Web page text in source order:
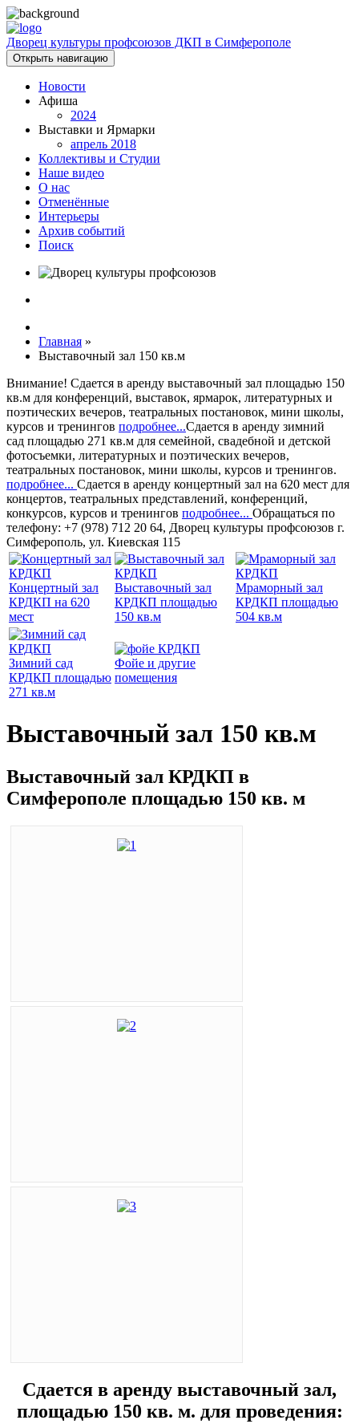
Дворец культуры профсоюзов ДКП в Симферополе
Открыть навигацию
Новости
Афиша
2024
Выставки и Ярмарки
апрель 2018
Коллективы и Студии
Наше видео
О нас
Отменённые
Интерьеры
Архив событий
Поиск
Главная »
Выставочный зал 150 кв.м
Внимание! Сдается в аренду выставочный зал площадью 150
кв.м для конференций, выставок, ярмарок, литературных и
поэтических вечеров, театральных постановок, мини школы,
курсов и тренингов подробнее...Сдается в аренду зимний
сад площадью 271 кв.м для семейной, свадебной и детской
фотосъемки, литературных и поэтических вечеров,
театральных постановок, мини школы, курсов и тренингов.
подробнее... Сдается в аренду концертный зал на 620 мест для
концертов, театральных представлений, конференций,
конкурсов, курсов и тренингов подробнее... Обращаться по
телефону: +7 (978) 712 20 64, Дворец культуры профсоюзов г.
Симферополь, ул. Киевская 115
Концертный зал
КРДКП на 620
мест
Выставочный зал
КРДКП площадью
150 кв.м
Мраморный зал
КРДКП площадью
504 кв.м
Зимний сад
КРДКП площадью
271 кв.м
Фойе и другие
помещения
Выставочный зал 150 кв.м
Выставочный зал КРДКП в
Симферополе площадью 150 кв. м
Сдается в аренду выставочный зал,
площадью 150 кв. м. для проведения: